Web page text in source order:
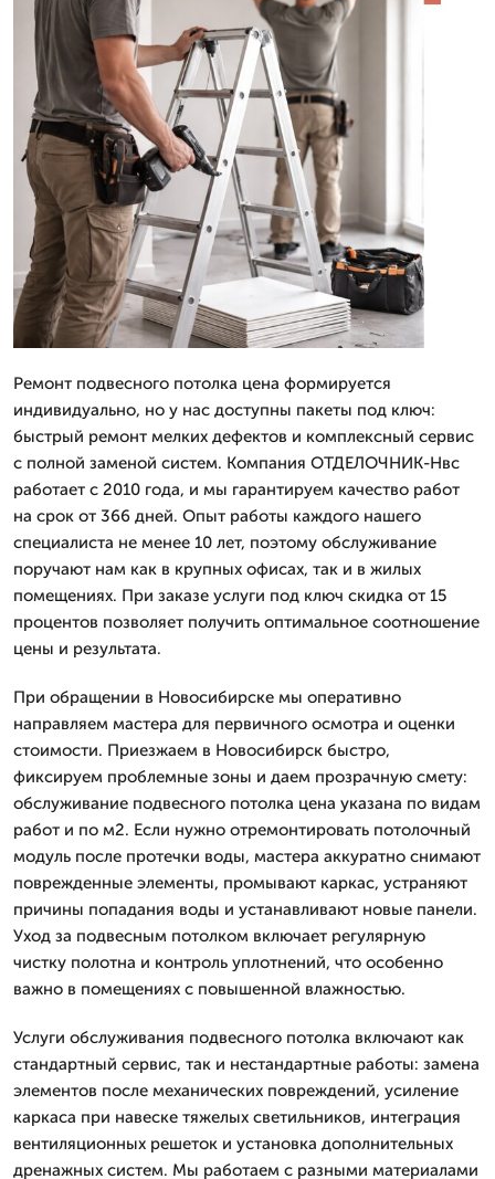
Ремонт подвесного потолка цена формируется
индивидуально, но у нас доступны пакеты под ключ:
быстрый ремонт мелких дефектов и комплексный сервис
с полной заменой систем. Компания ОТДЕЛОЧНИК-Нвс
работает с 2010 года, и мы гарантируем качество работ
на срок от 366 дней. Опыт работы каждого нашего
специалиста не менее 10 лет, поэтому обслуживание
поручают нам как в крупных офисах, так и в жилых
помещениях. При заказе услуги под ключ скидка от 15
процентов позволяет получить оптимальное соотношение
цены и результата.
При обращении в Новосибирске мы оперативно
направляем мастера для первичного осмотра и оценки
стоимости. Приезжаем в Новосибирск быстро,
фиксируем проблемные зоны и даем прозрачную смету:
обслуживание подвесного потолка цена указана по видам
работ и по м2. Если нужно отремонтировать потолочный
модуль после протечки воды, мастера аккуратно снимают
поврежденные элементы, промывают каркас, устраняют
причины попадания воды и устанавливают новые панели.
Уход за подвесным потолком включает регулярную
чистку полотна и контроль уплотнений, что особенно
важно в помещениях с повышенной влажностью.
Услуги обслуживания подвесного потолка включают как
стандартный сервис, так и нестандартные работы: замена
элементов после механических повреждений, усиление
каркаса при навеске тяжелых светильников, интеграция
вентиляционных решеток и установка дополнительных
дренажных систем. Мы работаем с разными материалами